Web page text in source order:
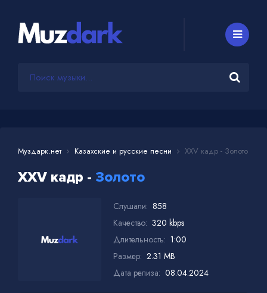
Муздарк.нет Казахские и русские песни XXV кадр - Золото
XXV кадр - Золото
Слушали: 858
Качество: 320 kbps
Длительность: 1:00
Размер: 2.31 MB
Дата релиза: 08.04.2024